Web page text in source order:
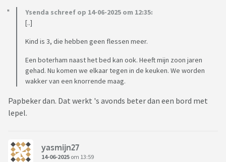
Ysenda schreef op 14-06-2025 om 12:35:
[..]
Kind is 3, die hebben geen flessen meer.
Een boterham naast het bed kan ook. Heeft mijn zoon jaren
gehad. Nu komen we elkaar tegen in de keuken. We worden
wakker van een knorrende maag.
Papbeker dan. Dat werkt 's avonds beter dan een bord met
lepel.
yasmijn27
14-06-2025 om 13:59